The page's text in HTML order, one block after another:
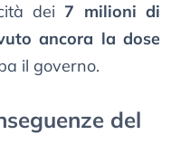
dei 7 milioni di
ancora la dose
il governo.
del